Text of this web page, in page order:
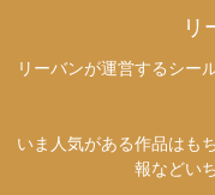
リ
リーバンが運営するシー
いま人気がある作品はも
報などい